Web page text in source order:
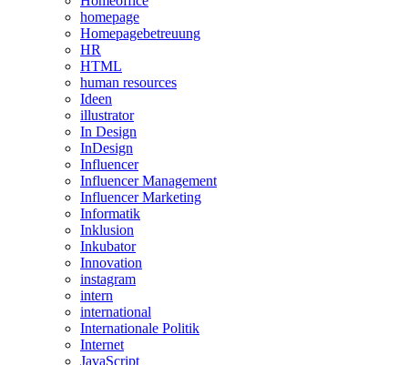
homepage
Homepagebetreuung
HR
HTML
human resources
Ideen
illustrator
In Design
InDesign
Influencer
Influencer Management
Influencer Marketing
Informatik
Inklusion
Inkubator
Innovation
instagram
intern
international
Internationale Politik
Internet
JavaScript